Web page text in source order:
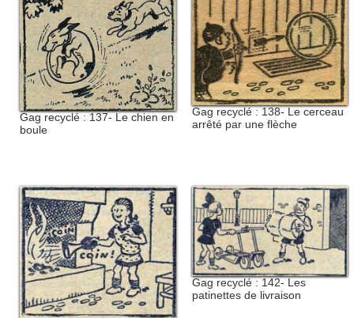
Gag recyclé : 137- Le chien en
boule
Gag recyclé : 138- Le cerceau
arrêté par une flèche
Gag recyclé : 142- Les
patinettes de livraison